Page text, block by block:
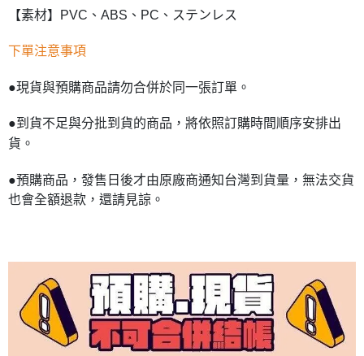
【素材】PVC、ABS、PC、ステンレス
下單注意事項
●現貨與預購商品請勿合併於同一張訂單。
●到貨不足與分批到貨的商品，將依照訂購時間順序安排出
貨。
●預購商品，發售日後才由原廠商通知台灣到貨量，無法交貨
也會全額退款，還請見諒。